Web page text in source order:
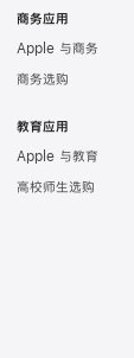
商务应用
Apple 与商务
商务选购
教育应用
Apple 与教育
高校师生选购